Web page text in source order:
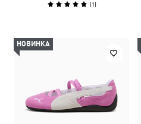
(1)
НОВИНКА